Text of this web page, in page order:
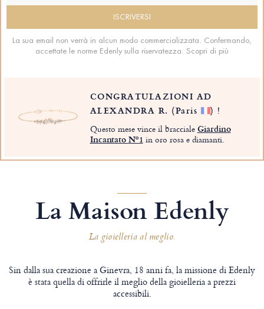
La sua email non verrà in alcun modo commercializzata. Confermando,
accettate le norme Edenly sulla riservatezza. Scopri di più
CONGRATULAZIONI AD
ALEXANDRA R. (Paris ) !
Questo mese vince il braccialeGiardino
Incantato Nº1 in oro rosa e diamanti.
La Maison Edenly
La gioielleria al meglio.
Sin dalla sua creazione a Ginevra, 18 anni fa, la missione di Edenly
è stata quella di offrirle il meglio della gioielleria a prezzi
accessibili.